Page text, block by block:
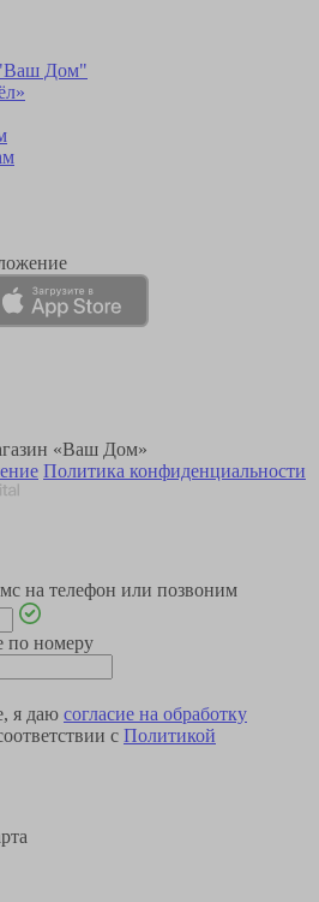
"Ваш Дом"
«Ваш Дом»
Политика конфиденциальности
на телефон или позвоним
по номеру
я даю согласие на обработку
с Политикой